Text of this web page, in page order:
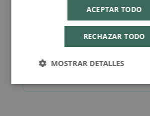
Consejos de Compra Producto
ACEPTAR TODO
RECHAZAR TODO
MOSTRAR DETALLES